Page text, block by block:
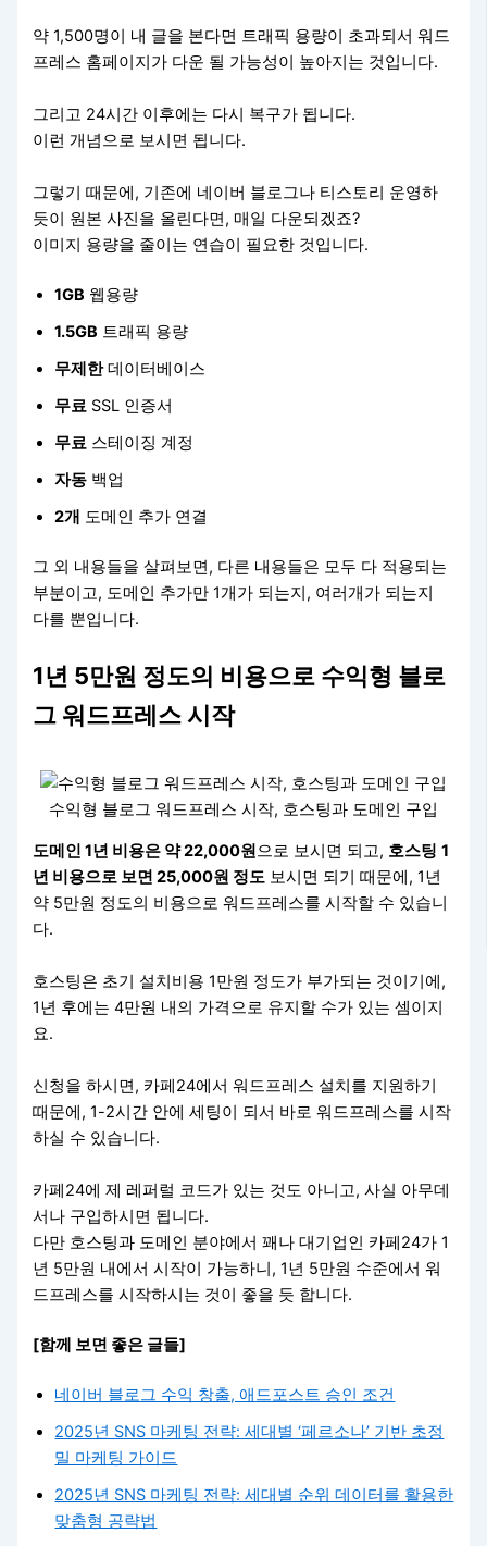
약 1,500명이 내 글을 본다면 트래픽 용량이 초과되서 워드
프레스 홈페이지가 다운 될 가능성이 높아지는 것입니다.
그리고 24시간 이후에는 다시 복구가 됩니다.
이런 개념으로 보시면 됩니다.
그렇기 때문에, 기존에 네이버 블로그나 티스토리 운영하
듯이 원본 사진을 올린다면, 매일 다운되겠죠?
이미지 용량을 줄이는 연습이 필요한 것입니다.
1GB 웹용량
1.5GB 트래픽 용량
무제한데이터베이스
무료 SSL 인증서
무료 스테이징 계정
자동 백업
2개 도메인 추가 연결
그 외 내용들을 살펴보면, 다른 내용들은 모두 다 적용되는
부분이고, 도메인 추가만 1개가 되는지, 여러개가 되는지
다를 뿐입니다.
1년 5만원 정도의 비용으로 수익형 블로
그 워드프레스 시작
수익형 블로그 워드프레스 시작, 호스팅과 도메인 구입
도메인 1년 비용은 약 22,000원으로 보시면 되고, 호스팅 1
년 비용으로 보면 25,000원 정도 보시면 되기 때문에, 1년
약 5만원 정도의 비용으로 워드프레스를 시작할 수 있습니
다.
호스팅은 초기 설치비용 1만원 정도가 부가되는 것이기에,
1년 후에는 4만원 내의 가격으로 유지할 수가 있는 셈이지
요.
신청을 하시면, 카페24에서 워드프레스 설치를 지원하기
때문에, 1-2시간 안에 세팅이 되서 바로 워드프레스를 시작
하실 수 있습니다.
카페24에 제 레퍼럴 코드가 있는 것도 아니고, 사실 아무데
서나 구입하시면 됩니다.
다만 호스팅과 도메인 분야에서 꽤나 대기업인 카페24가 1
년 5만원 내에서 시작이 가능하니, 1년 5만원 수준에서 워
드프레스를 시작하시는 것이 좋을 듯 합니다.
[함께 보면 좋은 글들]
네이버 블로그 수익 창출, 애드포스트 승인 조건
2025년 SNS 마케팅 전략: 세대별 ‘페르소나’ 기반 초정
밀 마케팅 가이드
2025년 SNS 마케팅 전략: 세대별 순위 데이터를 활용한
맞춤형 공략법